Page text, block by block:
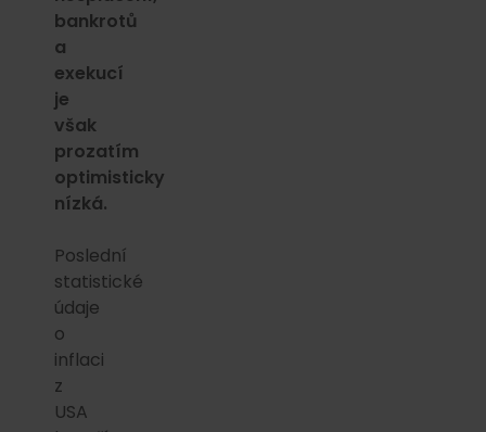
bankrotů
a
exekucí
je
však
prozatím
optimisticky
nízká.
Poslední
statistické
údaje
o
inflaci
z
USA